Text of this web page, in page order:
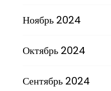
Ноябрь 2024
Октябрь 2024
Сентябрь 2024